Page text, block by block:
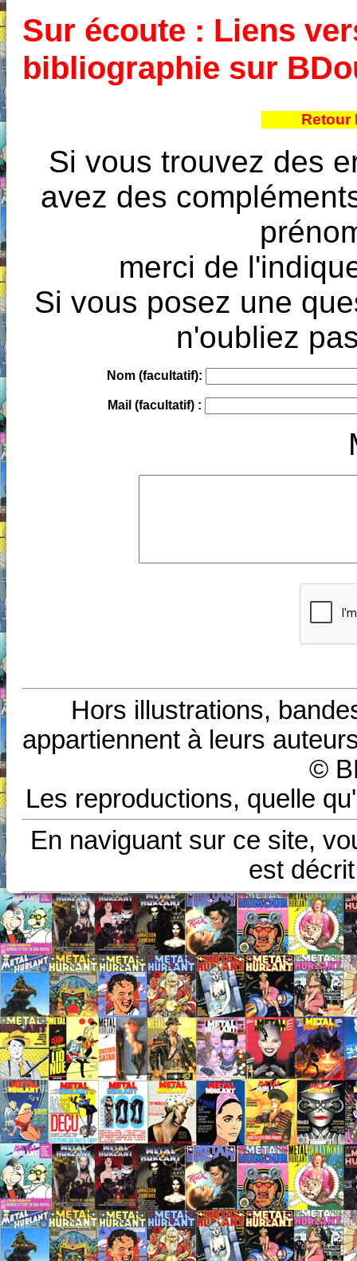
Sur écoute : Liens
bibliographie sur
Retour
Si vous trouvez des
avez des
merci de
Si vous posez une
n'oubliez
Nom (facultatif):
Mail (facultatif) :
Hors illustrations,
appartiennent à leurs
©
Les reproductions, quelle
En naviguant sur ce site,
est